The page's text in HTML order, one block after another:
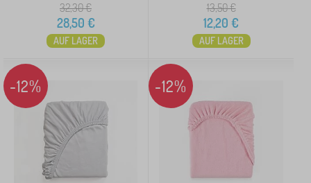
32,30€
28,50 €
AUF LAGER
13,50€
12,20 €
AUF LAGER
-12% -12%